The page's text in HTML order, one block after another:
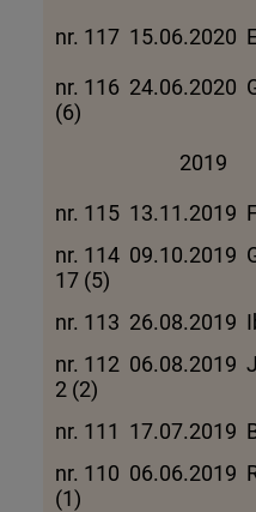
nr. 117 15.06.2020
nr. 116 24.06.2020
(6)
2019
nr. 115 13.11.2019
nr. 114 09.10.2019
17 (5)
nr. 113 26.08.2019
nr. 112 06.08.2019
2 (2)
nr. 111 17.07.2019
nr. 110 06.06.2019
(1)